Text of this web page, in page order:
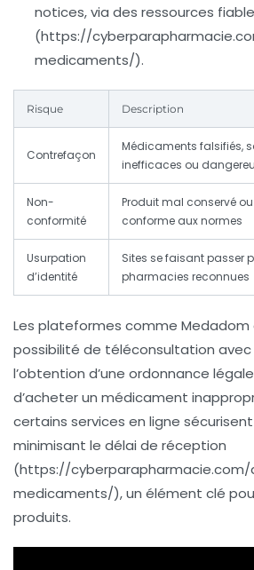
notices, via des ressources
(https://
medicaments/).
Risque Description
Contrefaçon
Médicaments falsifiés,
inefficaces ou
Non-
conformité
Produit mal conservé
conforme aux normes
Usurpation
d’identité
Sites se faisant passer
pharmacies reconnues
Les plateformes comme
possibilité de téléconsultation
l’obtention d’une ordonnance
d’acheter un médicament
certains services en ligne
minimisant le délai de réception
(https://
medicaments/), un élément clé
produits.